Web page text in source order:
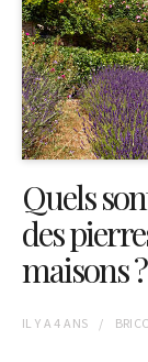
Quels
des
maisons ?
IL Y A4 ANS